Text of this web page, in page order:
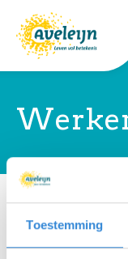
Toestemming
Home
We zijn verhuisd!